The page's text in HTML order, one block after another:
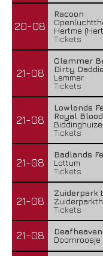
20-08
Racoon
Hertme
Tickets
21-08
Glemmer
Dirty
Lemmer
Tickets
21-08
Lowlands
Royal Blood
Tickets
21-08
Badlands
Lottum
Tickets
21-08
Zuiderpark
Tickets
21-08
Deafheaven
Doornroosje